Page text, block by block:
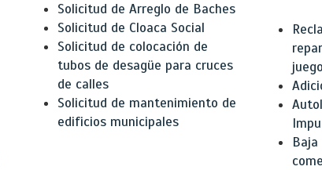
Solicitud de Arreglo de Baches
Solicitud de Cloaca Social
Solicitud de colocación de
tubos de desagüe para cruces
de calles
Solicitud de mantenimiento de
edificios municipales